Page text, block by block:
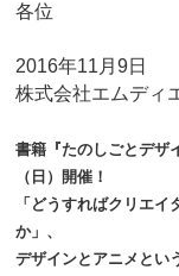
各位
2016年11月9日
株式会社エムディ
書籍『たのしごとデザ
（日）開催！
「どうすればクリエ
か」、
デザインとアニメとい